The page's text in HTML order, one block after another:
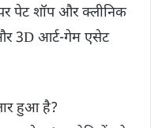
पेट शॉप और क्लीनिक
और 3D आर्ट-गेम एसेट
हुआ है?